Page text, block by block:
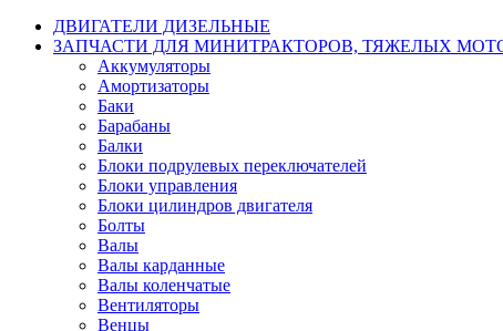
ДВИГАТЕЛИ ДИЗЕЛЬНЫЕ
ЗАПЧАСТИ ДЛЯ МИНИТРАКТОРОВ, ТЯЖЕЛЫХ
Аккумуляторы
Амортизаторы
Баки
Барабаны
Балки
Блоки подрулевых переключателей
Блоки управления
Блоки цилиндров двигателя
Болты
Валы
Валы карданные
Валы коленчатые
Вентиляторы
Венцы